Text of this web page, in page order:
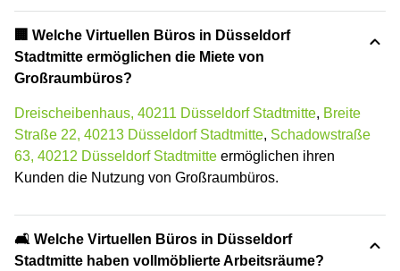
‍🏢 Welche Virtuellen Büros in Düsseldorf
Stadtmitte ermöglichen die Miete von
Großraumbüros?
Dreischeibenhaus, 40211 Düsseldorf Stadtmitte, Breite
Straße 22, 40213 Düsseldorf Stadtmitte, Schadowstraße
63, 40212 Düsseldorf Stadtmitte ermöglichen ihren
Kunden die Nutzung von Großraumbüros.
🛋️ Welche Virtuellen Büros in Düsseldorf
Stadtmitte haben vollmöblierte Arbeitsräume?